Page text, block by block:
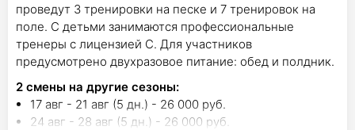
проведут 3 тренировки на песке и 7 тренировок на
поле. С детьми занимаются профессиональные
тренеры с лицензией С. Для участников
предусмотрено двухразовое питание: обед и полдник.
2 смены на другие сезоны:
17 авг - 21 авг (5 дн.) - 26 000 руб.
24 авг - 28 авг (5 дн.) - 26 000 руб.